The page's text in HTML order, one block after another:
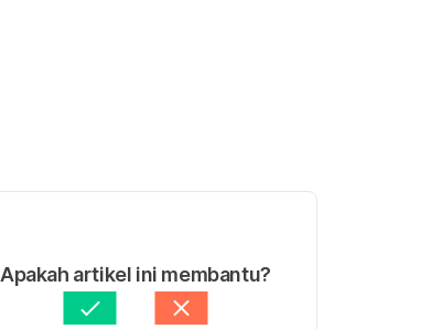
Apakah artikel ini membantu?